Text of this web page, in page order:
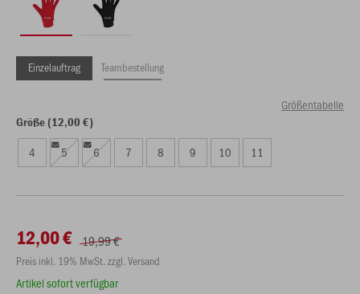
Einzelauftrag Teambestellung
Größentabelle
Größe (12,00 €)
4 5 6 7 8 9 10 11
12,00 € 19,99 €
Preis inkl. 19% MwSt. zzgl. Versand
Artikel sofort verfügbar